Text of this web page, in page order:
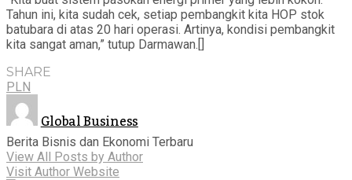
Tahun ini, kita sudah cek, setiap pembangkit kita HOP stok
batubara di atas 20 hari operasi. Artinya, kondisi pembangkit
kita sangat aman,” tutup Darmawan.[]
SHARE
PLN
Global Business
Berita Bisnis dan Ekonomi Terbaru
View All Posts by Author
Visit Author Website